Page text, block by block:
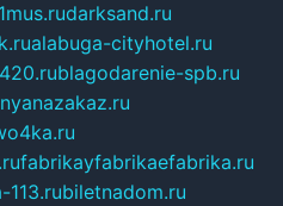
1mus.rudarksand.ru
alabuga-cityhotel.ru
blagodarenie-spb.ru
fabrikayfabrikaefabrika.ru
biletnadom.ru